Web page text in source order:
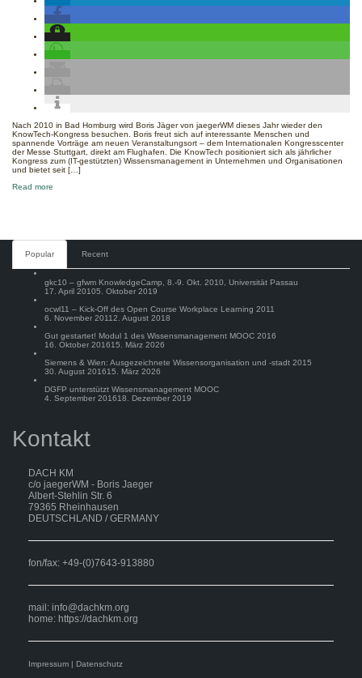
Nach 2010 in Bad Homburg wird Boris Jäger von jaegerWM dieses Jahr wieder den
KnowTech-Kongress besuchen. Boris freut sich auf interessante Menschen und
spannende Vorträge am neuen Veranstaltungsort – dem Internationalen Kongresscenter
der Messe Stuttgart, direkt am Flughafen. Die KnowTech positioniert sich als jährlicher
Kongress zum (IT-gestützten) Wissensmanagement in Unternehmen und Organisationen
und bietet seit […]
Read more
Popular Recent
gkc10 – gfwm KnowledgeCamp, 8.-9. Okt. 2010, Universität Passau
17. April 20105. Oktober 2019
ocwl11 – Kick-Off des Open Course Workplace Learning 2011
6. November 20112. August 2018
Gut gestartet! Modul 1 des Wissensmanagement MOOC 2016
16. Oktober 201615. März 2026
Siemens & Wien: Ausgezeichnete Wissensorganisation und -stadt 2015
30. August 201615. März 2026
DGFP unterstützt Wissensmanagement MOOC
4. September 201618. Dezember 2019
Kontakt
DACH KM
c/o jaegerWM - Boris Jaeger
Albert-Stehlin Str. 6
79365 Rheinhausen
DEUTSCHLAND / GERMANY
fon/fax: +49-(0)7643-913880
mail: info@dachkm.org
home: https://dachkm.org
Impressum | Datenschutz